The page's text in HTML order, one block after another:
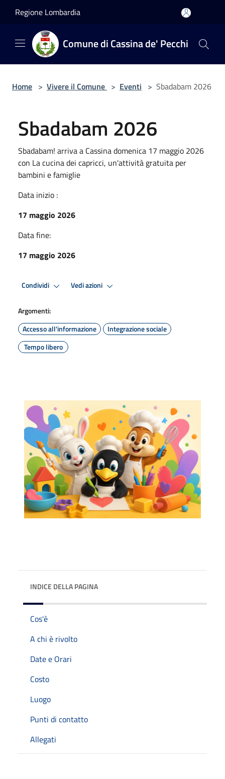
Regione Lombardia
Comune di Cassina de' Pecchi
Home > Vivere il Comune > Eventi > Sbadabam 2026
Sbadabam 2026
Sbadabam! arriva a Cassina domenica 17 maggio 2026
con La cucina dei capricci, un'attività gratuita per
bambini e famiglie
Data inizio :
17 maggio 2026
Data fine:
17 maggio 2026
Condividi Vedi azioni
Argomenti:
Accesso all'informazione
Integrazione sociale
Tempo libero
INDICE DELLA PAGINA
Cos'è
A chi è rivolto
Date e Orari
Costo
Luogo
Punti di contatto
Allegati